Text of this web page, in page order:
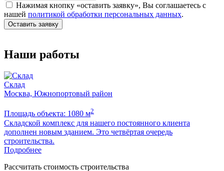
Нажимая кнопку «оставить заявку», Вы соглашаетесь с
нашей политикой обработки персональных данных.
Оставить заявку
Наши работы
Склад
Москва, Южнопортовый район
Площадь объекта: 1080 м2
Складской комплекс для нашего постоянного клиента
дополнен новым зданием. Это четвёртая очередь
строительства.
Подробнее
Рассчитать стоимость строительства